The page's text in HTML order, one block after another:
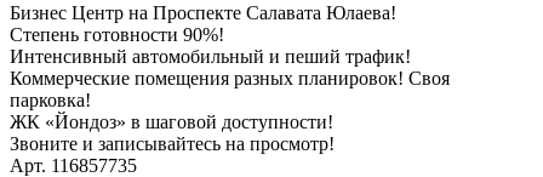
Бизнес Центр на Проспекте Салавата Юлаева!
Степень готовности 90%!
Интенсивный автомобильный и пеший трафик!
Коммерческие помещения разных планировок! Своя
парковка!
ЖК «Йондоз» в шаговой доступности!
Звоните и записывайтесь на просмотр!
Арт. 116857735